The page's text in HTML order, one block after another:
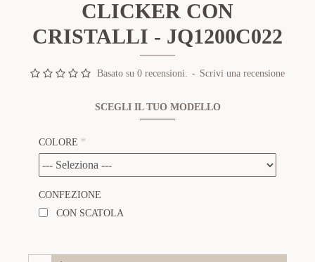
CLICKER CON
CRISTALLI - JQ1200C022
Basato su 0 recensioni. - Scrivi una recensione
SCEGLI IL TUO MODELLO
COLORE
CONFEZIONE
CON SCATOLA